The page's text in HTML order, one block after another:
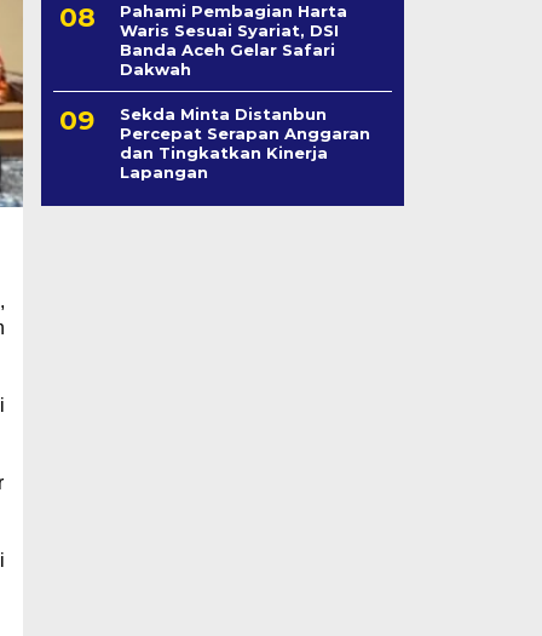
Pahami Pembagian Harta
Waris Sesuai Syariat, DSI
Banda Aceh Gelar Safari
Dakwah
Sekda Minta Distanbun
Percepat Serapan Anggaran
dan Tingkatkan Kinerja
Lapangan